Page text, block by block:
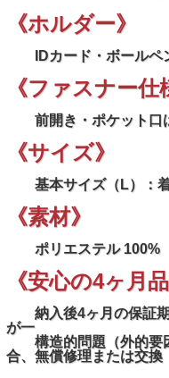
《ホルダー》
IDカード・ボールペ
《ファスナー仕
前開き・ポケット口
《サイズ》
基本サイズ（L）：
《素材》
ポリエステル 100%
《安心の4ヶ月
納入後4ヶ月の保証期
が一
構造的問題（外的要
合、無償修理または交換